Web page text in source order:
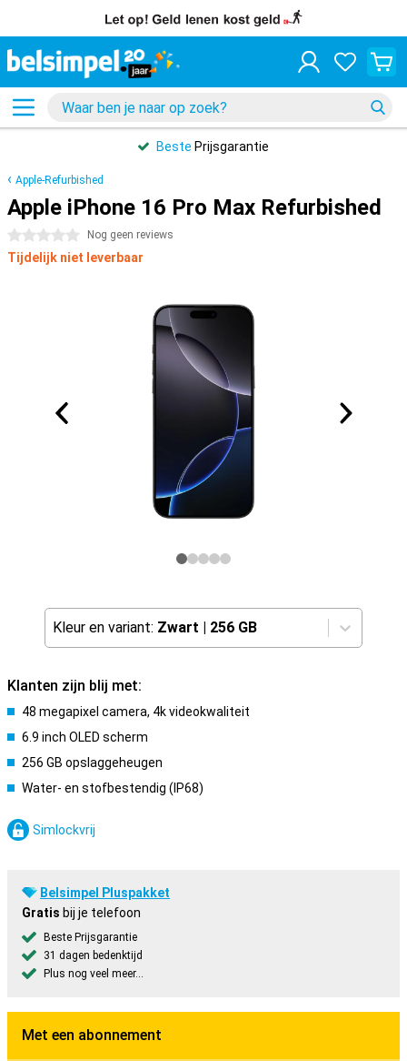
Beste Prijsgarantie
Apple-Refurbished
Apple iPhone 16 Pro Max Refurbished
0 sterren Nog geen reviews
Tijdelijk niet leverbaar
Kleur en variant: Zwart | 256 GB
Klanten zijn blij met:
48 megapixel camera, 4k videokwaliteit
6.9 inch OLED scherm
256 GB opslaggeheugen
Water- en stofbestendig (IP68)
Simlockvrij
Belsimpel Pluspakket
Gratis bij je telefoon
Beste Prijsgarantie
31 dagen bedenktijd
Plus nog veel meer...
Met een abonnement